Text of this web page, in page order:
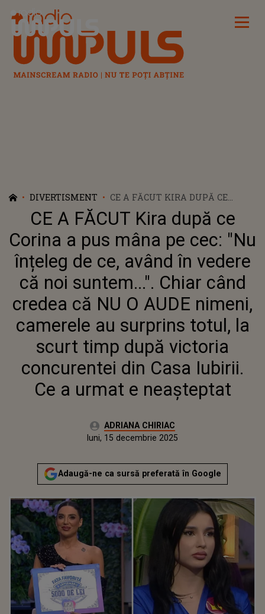
Radio Impuls
DIVERTISMENT
CE A FĂCUT KIRA DUPĂ CE
CORINA A PUS MÂNA PE CEC:
"NU ÎNȚELEG DE CE, AVÂND ÎN
VEDERE CĂ NOI SUNTEM...".
CHIAR CÂND CREDEA CĂ NU O
AUDE NIMENI, CAMERELE AU
SURPRINS TOTUL, LA SCURT
TIMP DUPĂ VICTORIA
CONCURENTEI DIN CASA IUBIRII.
CE A URMAT E NEAȘTEPTAT
CE A FĂCUT Kira după ce
Corina a pus mâna pe cec: "Nu
înțeleg de ce, având în vedere
că noi suntem...". Chiar când
credea că NU O AUDE nimeni,
camerele au surprins totul, la
scurt timp după victoria
concurentei din Casa Iubirii.
Ce a urmat e neașteptat
Autor:ADRIANA CHIRIAC
luni, 15 decembrie 2025Actualizat:
luni, 15 decembrie 2025
Adaugă-ne ca sursă preferată în Google